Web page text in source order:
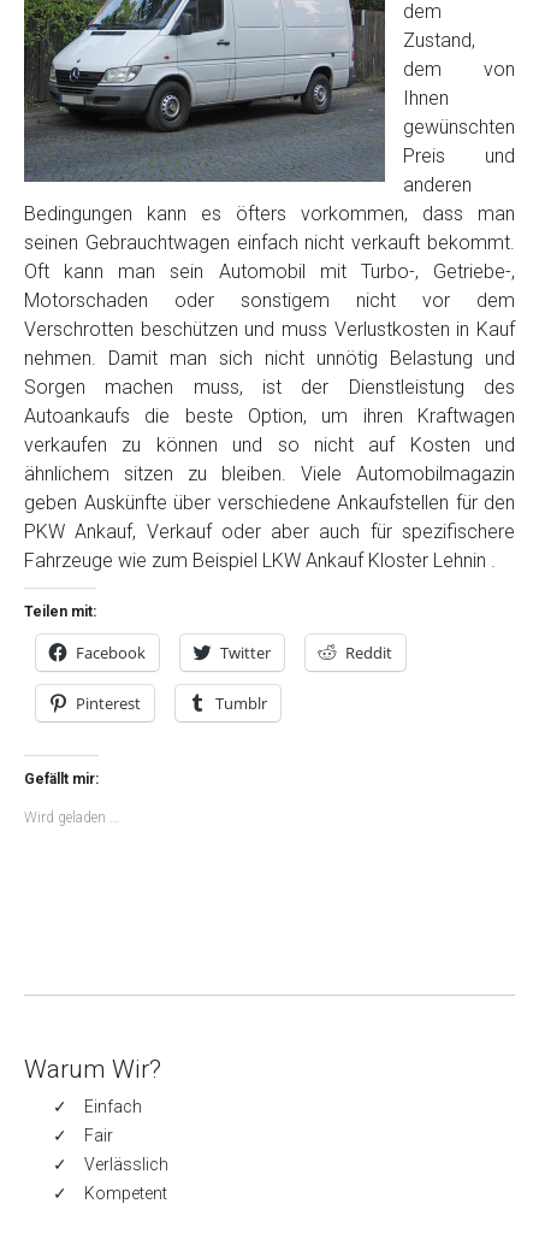
dem
Zustand,
dem von
Ihnen
gewünschten
Preis und
anderen
Bedingungen kann es öfters vorkommen, dass man
seinen Gebrauchtwagen einfach nicht verkauft bekommt.
Oft kann man sein Automobil mit Turbo-, Getriebe-,
Motorschaden oder sonstigem nicht vor dem
Verschrotten beschützen und muss Verlustkosten in Kauf
nehmen. Damit man sich nicht unnötig Belastung und
Sorgen machen muss, ist der Dienstleistung des
Autoankaufs die beste Option, um ihren Kraftwagen
verkaufen zu können und so nicht auf Kosten und
ähnlichem sitzen zu bleiben. Viele Automobilmagazin
geben Auskünfte über verschiedene Ankaufstellen für den
PKW Ankauf, Verkauf oder aber auch für spezifischere
Fahrzeuge wie zum Beispiel LKW Ankauf Kloster Lehnin .
Teilen mit:
Facebook Twitter Reddit
Pinterest Tumblr
Gefällt mir:
Wird geladen …
Warum Wir?
Einfach
Fair
Verlässlich
Kompetent